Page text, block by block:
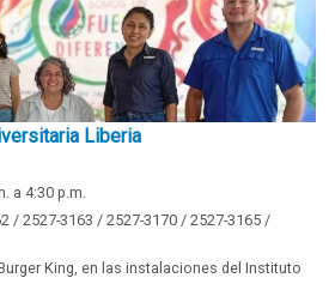
Liberia
a 4:30 p.m.
/ 2527-3163 / 2527-3170 / 2527-3165 /
King, en las instalaciones del Instituto